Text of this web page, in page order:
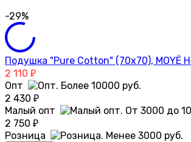
-29%
Подушка "Pure Cotton" (70х70), MOYЁ
2 110 ₽
Опт
2 430 ₽
Малый опт
2 750 ₽
Розница